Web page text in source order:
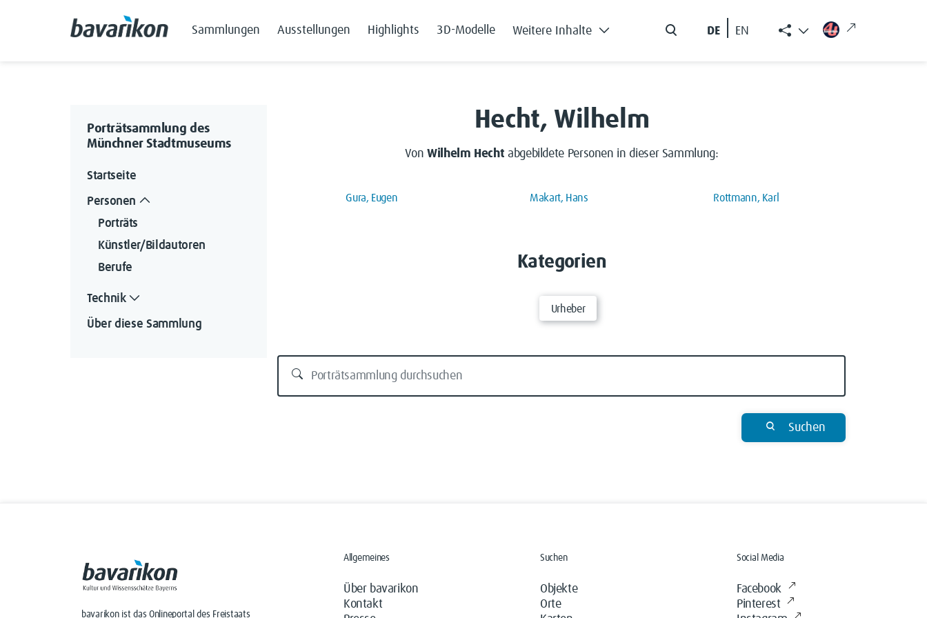
Sammlungen Ausstellungen Highlights 3D-Modelle Weitere Inhalte DE EN
Hecht, Wilhelm
Von Wilhelm Hecht abgebildete Personen in dieser Sammlung:
Gura, Eugen Makart, Hans Rottmann, Karl
Kategorien
Urheber
Suchen
Porträtsammlung des
Münchner Stadtmuseums
Startseite
Personen
Porträts
Künstler/Bildautoren
Berufe
Technik
Über diese Sammlung
bavarikon ist das Onlineportal des Freistaats
Allgemeines
Über bavarikon
Kontakt
Suchen
Objekte
Orte
Social Media
Facebook
Pinterest